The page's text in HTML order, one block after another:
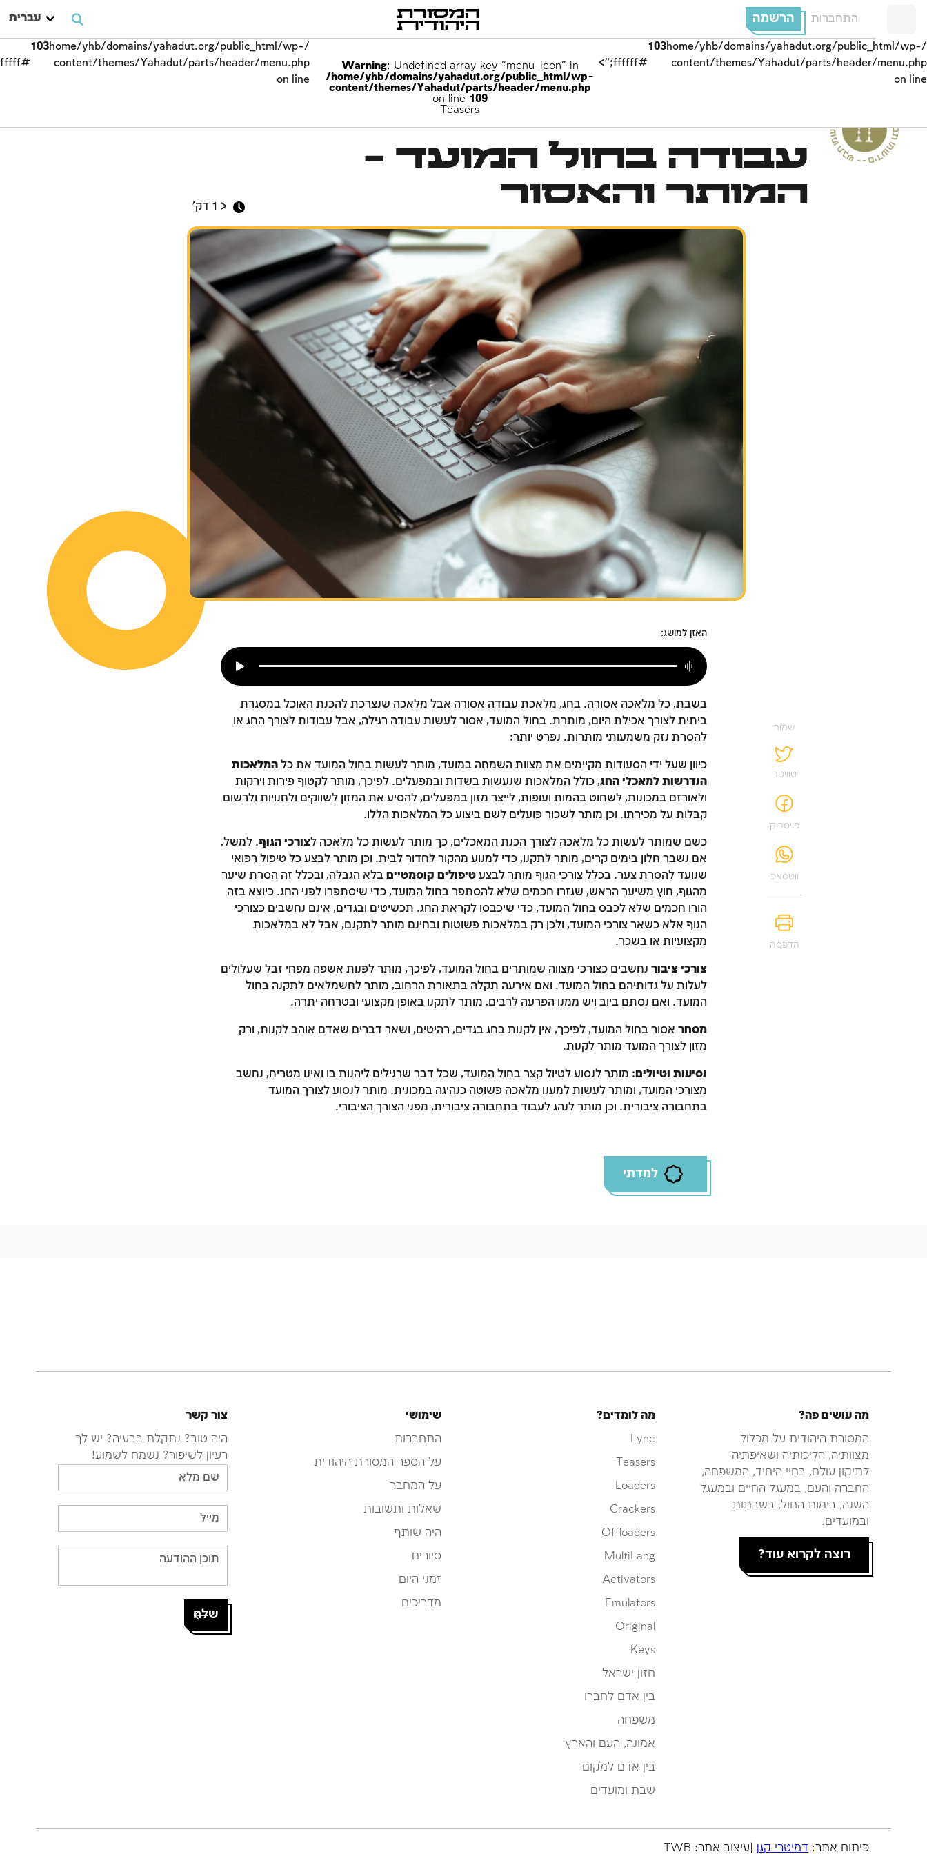
עברית הרשמה התחברות
/home/yhb/domains/yahadut.org/public_html/wp-
content/themes/Yahadut/parts/header/menu.php
on line
103
#ffffff;">
Warning: Undefined array key "menu_icon" in
/home/yhb/domains/yahadut.org/public_html/wp-
content/themes/Yahadut/parts/header/menu.php
on line 109
Teasers
/home/yhb/domains/yahadut.org/public_html/wp-
content/themes/Yahadut/parts/header/menu.php
on line
103
#ffffff;">
--
ש
ב
ת
ו
מ
ו
ע
ד
י
ם
-
ש
בת ומוע
ד
י
ם
-
ש
ב
ת
ומ
וע
ד
ים עבודה בחול המועד –
המותר והאסור
< 1 דק'
האזן למושג:
שמור
טוויטר
פייסבוק
ווטסאפ
הדפסה
בשבת, כל מלאכה אסורה. בחג, מלאכת עבודה אסורה אבל מלאכה שנצרכת להכנת האוכל במסגרת
ביתית לצורך אכילת היום, מותרת. בחול המועד, אסור לעשות עבודה רגילה, אבל עבודות לצורך החג או
להסרת נזק משמעותי מותרות. נפרט יותר:
כיוון שעל ידי הסעודות מקיימים את מצוות השמחה במועד, מותר לעשות בחול המועד את כלהמלאכות
הנדרשות למאכלי החג, כולל המלאכות שנעשות בשדות ובמפעלים. לפיכך, מותר לקטוף פירות וירקות
ולאורזם במכונות, לשחוט בהמות ועופות, לייצר מזון במפעלים, להסיע את המזון לשווקים ולחנויות ולרשום
קבלות על מכירתו. וכן מותר לשכור פועלים לשם ביצוע כל המלאכות הללו.
כשם שמותר לעשות כל מלאכה לצורך הכנת המאכלים, כך מותר לעשות כל מלאכה לצורכי הגוף. למשל,
אם נשבר חלון בימים קרים, מותר לתקנו, כדי למנוע מהקור לחדור לבית. וכן מותר לבצע כל טיפול רפואי
שנועד להסרת צער. בכלל צורכי הגוף מותר לבצעטיפולים קוסמטיים בלא הגבלה, ובכלל זה הסרת שיער
מהגוף, חוץ משיער הראש, שגזרו חכמים שלא להסתפר בחול המועד, כדי שיסתפרו לפני החג. כיוצא בזה
הורו חכמים שלא לכבס בחול המועד, כדי שיכבסו לקראת החג. תכשיטים ובגדים, אינם נחשבים כצורכי
הגוף אלא כשאר צורכי המועד, ולכן רק במלאכות פשוטות ובחינם מותר לתקנם, אבל לא במלאכות
מקצועיות או בשכר.
צורכי ציבור נחשבים כצורכי מצווה שמותרים בחול המועד, לפיכך, מותר לפנות אשפה מפחי זבל שעלולים
לעלות על גדותיהם בחול המועד. ואם אירעה תקלה בתאורת הרחוב, מותר לחשמלאים לתקנה בחול
המועד. ואם נסתם ביוב ויש ממנו הפרעה לרבים, מותר לתקנו באופן מקצועי ובטרחה יתרה.
מסחר אסור בחול המועד, לפיכך, אין לקנות בחג בגדים, רהיטים, ושאר דברים שאדם אוהב לקנות, ורק
מזון לצורך המועד מותר לקנות.
נסיעות וטיולים: מותר לנסוע לטיול קצר בחול המועד, שכל דבר שרגילים ליהנות בו ואינו מטריח, נחשב
מצורכי המועד, ומותר לעשות למענו מלאכה פשוטה כנהיגה במכונית. מותר לנסוע לצורך המועד
בתחבורה ציבורית. וכן מותר לנהג לעבוד בתחבורה ציבורית, מפני הצורך הציבורי.
למדתי
זמן להתחבר לחשבון שלך
הרשמה התחברות
צור קשר
היה טוב? נתקלת בבעיה? יש לך
רעיון לשיפור? נשמח לשמוע!
שימושי
התחברות
על הספר המסורת היהודית
על המחבר
שאלות ותשובות
היה שותף
סיורים
זמני היום
מדריכים
מה לומדים?
Lync
Teasers
Loaders
Crackers
Offloaders
MultiLang
Activators
Emulators
Original
Keys
חזון ישראל
בין אדם לחברו
משפחה
אמונה, העם והארץ
בין אדם למקום
שבת ומועדים
מה עושים פה?
המסורת היהודית על מכלול
מצוותיה, הליכותיה ושאיפתיה
לתיקון עולם, בחיי היחיד, המשפחה,
החברה והעם, במעגל החיים ובמעגל
השנה, בימות החול, בשבתות
ובמועדים.
רוצה לקרוא עוד?
פיתוח אתר: דמיטרי קגן |עיצוב אתר: TWB